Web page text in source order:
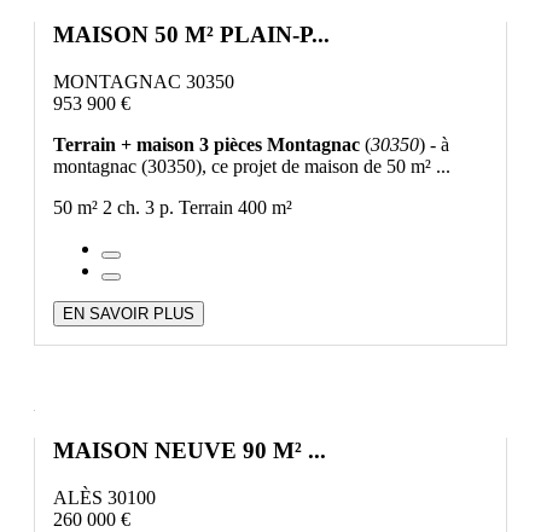
MAISON 50 M² PLAIN-P...
MONTAGNAC 30350
953 900 €
Terrain + maison 3 pièces Montagnac (30350) - à
montagnac (30350), ce projet de maison de 50 m² ...
50 m² 2 ch. 3 p. Terrain 400 m²
EN SAVOIR PLUS
MAISON NEUVE 90 M² ...
ALÈS 30100
260 000 €